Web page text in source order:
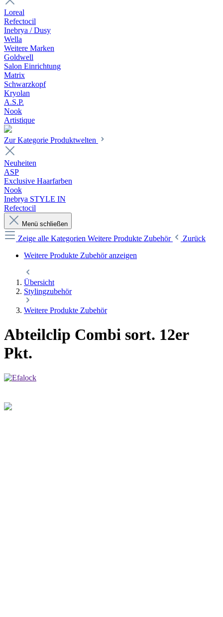
Loreal
Refectocil
Inebrya / Dusy
Wella
Weitere Marken
Goldwell
Salon Einrichtung
Matrix
Schwarzkopf
Kryolan
A.S.P.
Nook
Artistique
Zur Kategorie Produktwelten
Neuheiten
ASP
Exclusive Haarfarben
Nook
Inebrya STYLE IN
Refectocil
Menü schließen
Zeige alle Kategorien Weitere Produkte Zubehör
Zurück
Weitere Produkte Zubehör anzeigen
Übersicht
Stylingzubehör
Weitere Produkte Zubehör
Abteilclip Combi sort. 12er
Pkt.